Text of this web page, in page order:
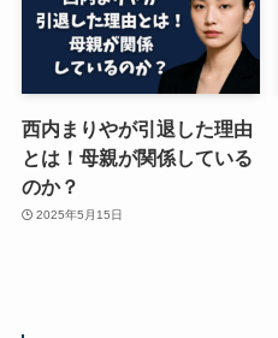
西内まりやが引退した理由
とは！母親が関係している
のか？
2025年5月15日